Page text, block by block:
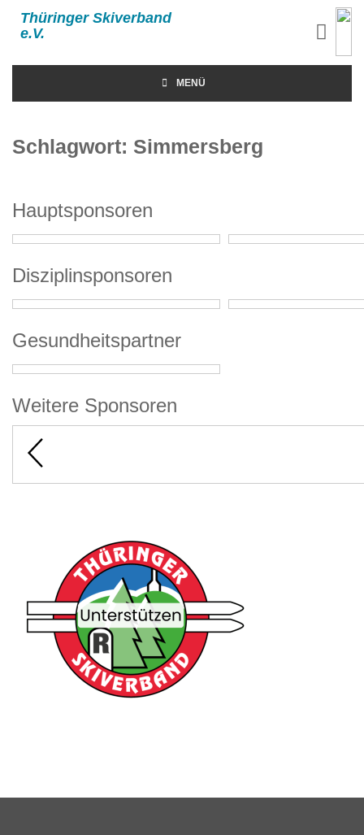
Thüringer Skiverband
e.V.
MENÜ
Schlagwort: Simmersberg
Hauptsponsoren
Disziplinsponsoren
Gesundheitspartner
Weitere Sponsoren